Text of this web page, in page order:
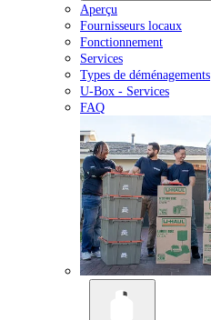
Aperçu
Fournisseurs locaux
Fonctionnement
Services
Types de déménagements
U-Box - Services
FAQ